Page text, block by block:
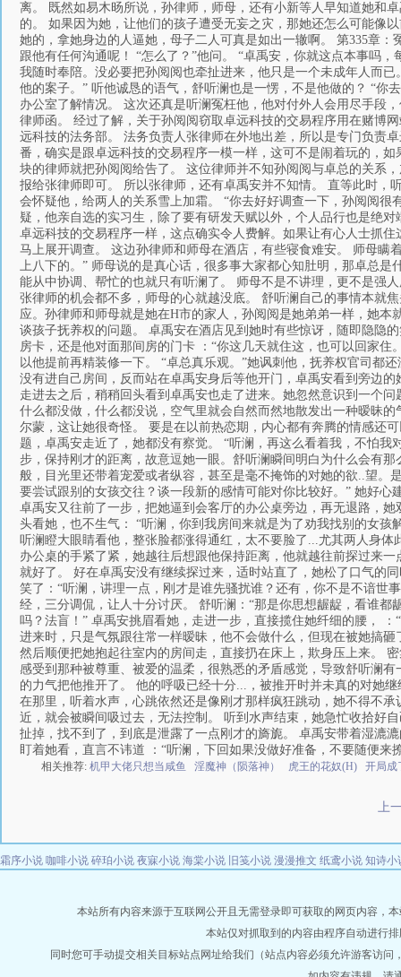
相关推荐: 机甲大佬只想当咸鱼 淫魔神（陨落神） 虎王的花奴(H) 开局成
上
霜序小说 咖啡小说 碎珀小说 夜寐小说 海棠小说 旧笺小说 漫漫推文 纸鸢小说 知诗小
本站所有内容来源于互联网公开且无需登录即可获取的网页内容，
本站仅对抓取到的内容由程序自动进行
同时您可手动提交相关目标站点网址给我们（站点内容必须允许游客访